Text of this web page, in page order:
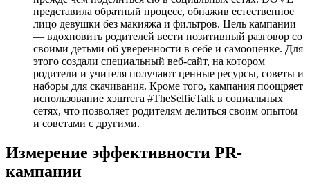
представила обратный процесс, обнажив естественное
лицо девушки без макияжа и фильтров. Цель кампании
— вдохновить родителей вести позитивный разговор со
своими детьми об уверенности в себе и самооценке. Для
этого создали специальный веб-сайт, на котором
родители и учителя получают ценные ресурсы, советы и
наборы для скачивания. Кроме того, кампания поощряет
использование хэштега #TheSelfieTalk в социальных
сетях, что позволяет родителям делиться своим опытом
и советами с другими.
Измерение эффективности PR-
кампании